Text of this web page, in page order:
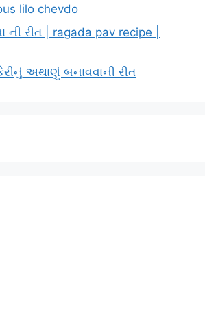
lilo chevdo
ની રીત | ragada pav recipe |
અથાણું બનાવવાની રીત